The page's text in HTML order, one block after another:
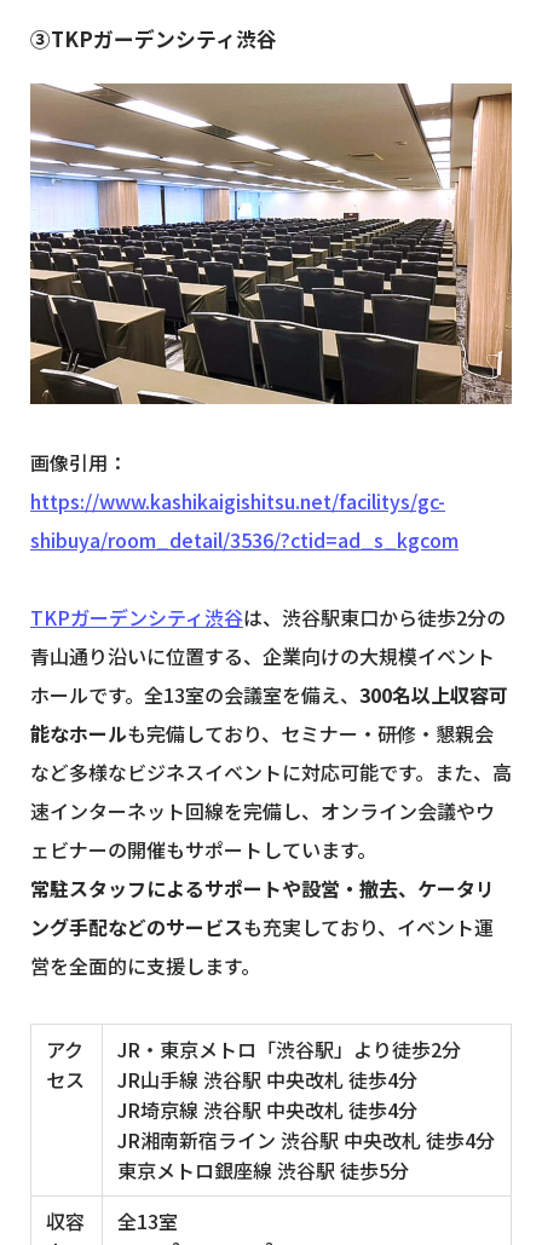
③TKPガーデンシティ渋谷
画像引用：
https://www.kashikaigishitsu.net/facilitys/gc-
shibuya/room_detail/3536/?ctid=ad_s_kgcom
TKPガーデンシティ渋谷は、渋谷駅東口から徒歩2分の
青山通り沿いに位置する、企業向けの大規模イベント
ホールです。全13室の会議室を備え、 300名以上収容可
能なホールも完備しており、セミナー・研修・懇親会
など多様なビジネスイベントに対応可能です。また、高
速インターネット回線を完備し、オンライン会議やウ
ェビナーの開催もサポートしています。
常駐スタッフによるサポートや設営・撤去、ケータリ
ング手配などのサービスも充実しており、イベント運
営を全面的に支援します。
アク
セス
JR・東京メトロ「渋谷駅」より徒歩2分
JR山手線 渋谷駅 中央改札 徒歩4分
JR埼京線 渋谷駅 中央改札 徒歩4分
JR湘南新宿ライン 渋谷駅 中央改札 徒歩4分
東京メトロ銀座線 渋谷駅 徒歩5分
収容
全13室